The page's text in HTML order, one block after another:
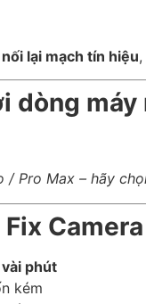
lại mạch tín hiệu
dòng máy
Pro Max – hãy
phút
kém